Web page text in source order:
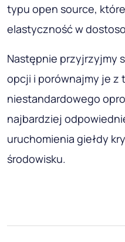
typu open source,
elastyczność w
Następnie przyjrzyjmy
opcji i porównajmy je z
niestandardowego
najbardziej
uruchomienia giełdy
środowisku.